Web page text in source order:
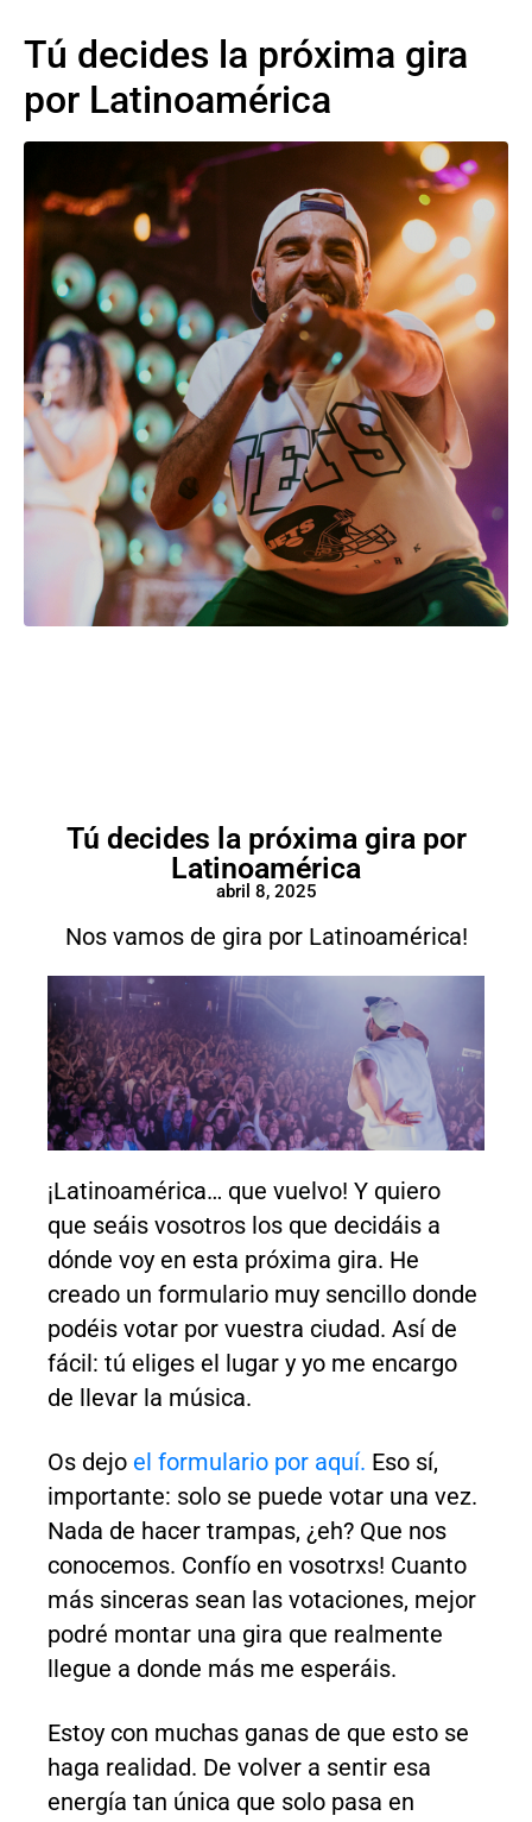
Tú decides la próxima gira
por Latinoamérica
Tú decides la próxima gira por
Latinoamérica
abril 8, 2025
Nos vamos de gira por Latinoamérica!
¡Latinoamérica… que vuelvo! Y quiero
que seáis vosotros los que decidáis a
dónde voy en esta próxima gira. He
creado un formulario muy sencillo donde
podéis votar por vuestra ciudad. Así de
fácil: tú eliges el lugar y yo me encargo
de llevar la música.
Os dejo el formulario por aquí. Eso sí,
importante: solo se puede votar una vez.
Nada de hacer trampas, ¿eh? Que nos
conocemos. Confío en vosotrxs! Cuanto
más sinceras sean las votaciones, mejor
podré montar una gira que realmente
llegue a donde más me esperáis.
Estoy con muchas ganas de que esto se
haga realidad. De volver a sentir esa
energía tan única que solo pasa en